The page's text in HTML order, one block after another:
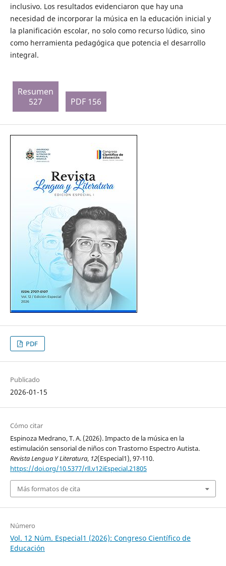
inclusivo. Los resultados evidenciaron que hay una
necesidad de incorporar la música en la educación inicial y
la planificación escolar, no solo como recurso lúdico, sino
como herramienta pedagógica que potencia el desarrollo
integral.
Resumen
527
PDF 156
PDF
Publicado
2026-01-15
Cómo citar
Espinoza Medrano, T. A. (2026). Impacto de la música en la
estimulación sensorial de niños con Trastorno Espectro Autista.
Revista Lengua Y Literatura, 12(Especial1), 97-110.
https://doi.org/10.5377/rll.v12iEspecial.21805
Más formatos de cita
Número
Vol. 12 Núm. Especial1 (2026): Congreso Científico de
Educación